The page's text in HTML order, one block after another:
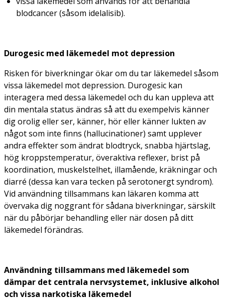
blodcancer (såsom idelalisib).
Durogesic med läkemedel mot depression
Risken för biverkningar ökar om du tar läkemedel såsom
vissa läkemedel mot depression. Durogesic kan
interagera med dessa läkemedel och du kan uppleva att
din mentala status ändras så att du exempelvis känner
dig orolig eller ser, känner, hör eller känner lukten av
något som inte finns (hallucinationer) samt upplever
andra effekter som ändrat blodtryck, snabba hjärtslag,
hög kroppstemperatur, överaktiva reflexer, brist på
koordination, muskelstelhet, illamående, kräkningar och
diarré (dessa kan vara tecken på serotonergt syndrom).
Vid användning tillsammans kan läkaren komma att
övervaka dig noggrant för sådana biverkningar, särskilt
när du påbörjar behandling eller när dosen på ditt
läkemedel förändras.
Användning tillsammans med läkemedel som
dämpar det centrala nervsystemet, inklusive alkohol
och vissa narkotiska läkemedel